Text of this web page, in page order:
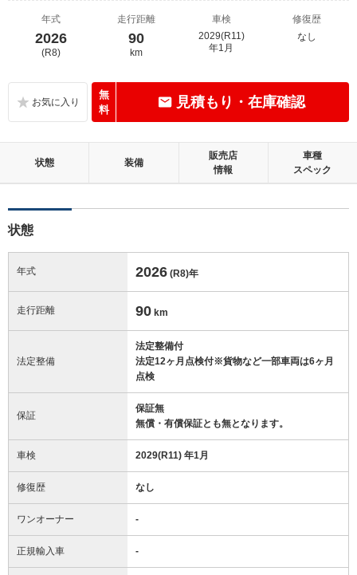
年式
2026
(R8)
走行距離
90
km
車検
2029(R11)
年1月
修復歴
なし
無
料
見積もり・在庫確認
状態 装備
販売店
情報
車種
スペック
状態
年式 2026 (R8)年
走行距離 90 km
法定整備
法定整備付
法定12ヶ月点検付※貨物など一部車両は6ヶ月
点検
保証
保証無
無償・有償保証とも無となります。
車検 2029(R11) 年1月
修復歴 なし
ワンオーナー -
正規輸入車 -